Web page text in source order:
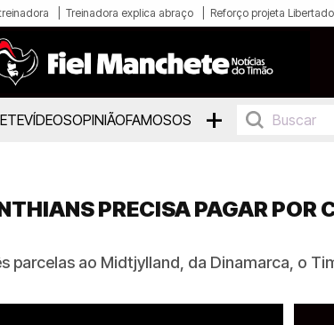
Treinadora explica abraço Reforço projeta
VÍDEOSOPINIÃOFAMOSOS +
PRECISA PAGAR POR
ao Midtjylland, da Dinamarca, o